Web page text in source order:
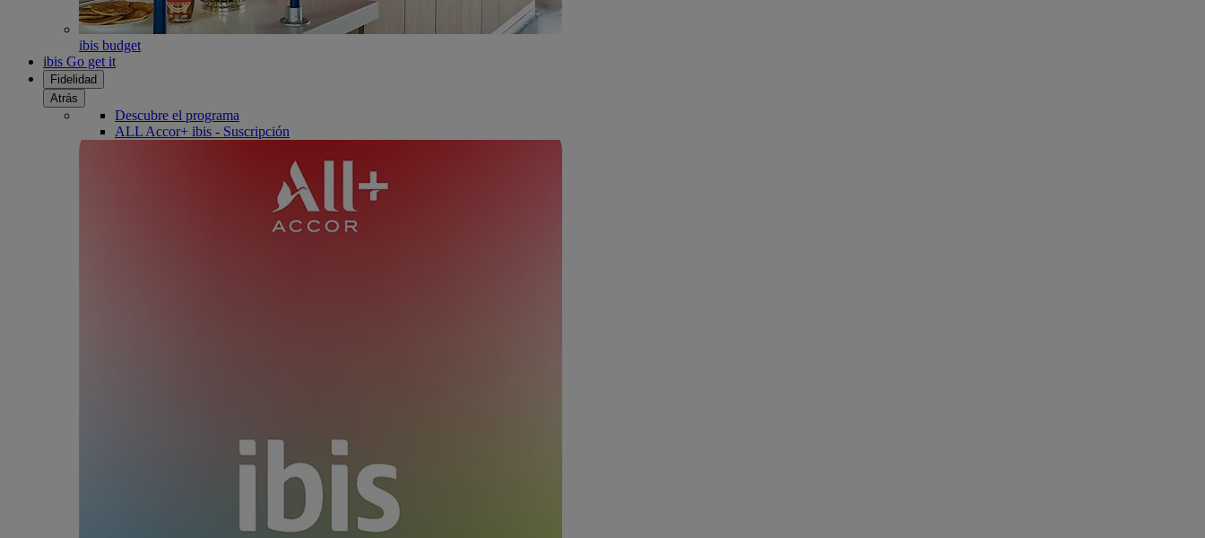
ibis budget
ibis Go get it
Fidelidad
Atrás
Descubre el programa
ALL Accor+ ibis - Suscripción